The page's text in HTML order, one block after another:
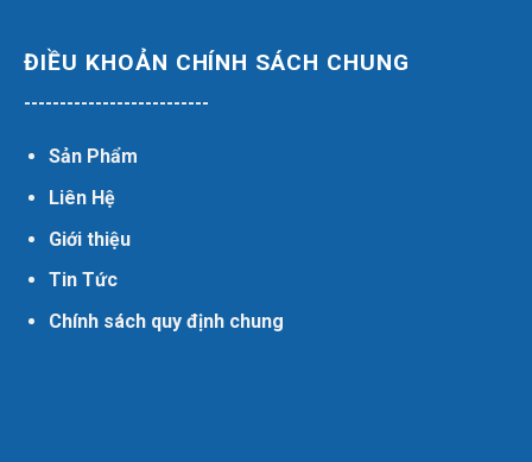
ĐIỀU KHOẢN CHÍNH SÁCH CHUNG
--------------------------
Sản Phẩm
Liên Hệ
Giới thiệu
Tin Tức
Chính sách quy định chung